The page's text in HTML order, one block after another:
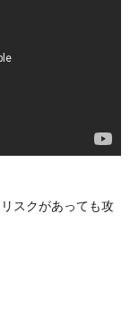
スクがあっても攻